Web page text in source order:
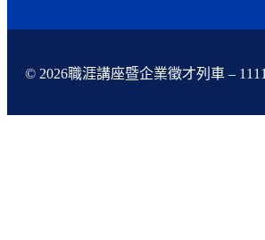
© 2026職涯講座暨企業徵才列車 –